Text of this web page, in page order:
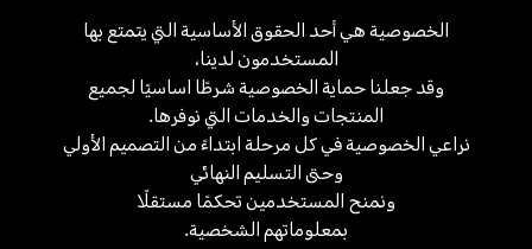
الخصوصية هي أحد الحقوق الأساسية التي يتمتع بها
المستخدمون لدينا،
وقد جعلنا حماية الخصوصية شرطًا اساسيًا لجميع
المنتجات والخدمات التي نوفرها.
نراعي الخصوصية في كل مرحلة ابتداءً من التصميم الأولي
وحتى التسليم النهائي
ونمنح المستخدمين تحكمًا مستقلًا
بمعلوماتهم الشخصية.